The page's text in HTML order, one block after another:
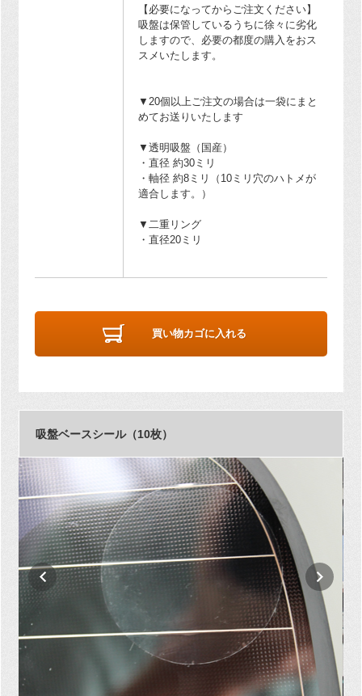
【必要になってからご注文ください】
吸盤は保管しているうちに徐々に劣化
しますので、必要の都度の購入をおス
スメいたします。
▼20個以上ご注文の場合は一袋にまと
めてお送りいたします
▼透明吸盤（国産）
・直径 約30ミリ
・軸径 約8ミリ（10ミリ穴のハトメが
適合します。）
▼二重リング
・直径20ミリ
買い物カゴに入れる
吸盤ベースシール（10枚）